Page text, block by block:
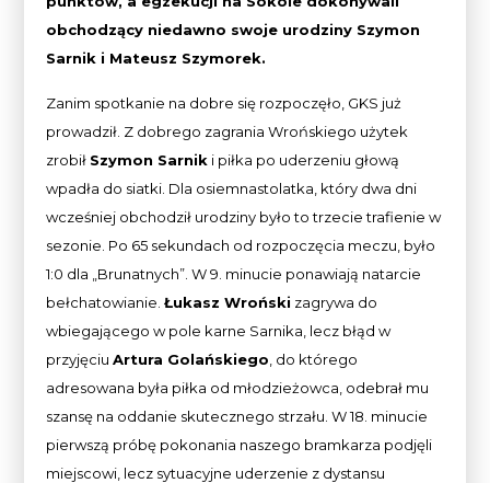
obchodzący niedawno swoje urodziny Szymon
Sarnik i Mateusz Szymorek.
Zanim spotkanie na dobre się rozpoczęło, GKS już
prowadził. Z dobrego zagrania Wrońskiego użytek
zrobił Szymon Sarnik i piłka po uderzeniu głową
wpadła do siatki. Dla osiemnastolatka, który dwa dni
wcześniej obchodził urodziny było to trzecie trafienie w
sezonie. Po 65 sekundach od rozpoczęcia meczu, było
1:0 dla „Brunatnych”. W 9. minucie ponawiają natarcie
bełchatowianie.Łukasz Wroński zagrywa do
wbiegającego w pole karne Sarnika, lecz błąd w
przyjęciuArtura Golańskiego , do którego
adresowana była piłka od młodzieżowca, odebrał mu
szansę na oddanie skutecznego strzału. W 18. minucie
pierwszą próbę pokonania naszego bramkarza podjęli
miejscowi, lecz sytuacyjne uderzenie z dystansu